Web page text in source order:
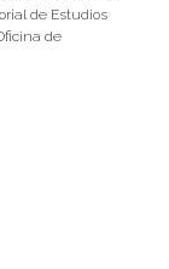
de Estudios
de